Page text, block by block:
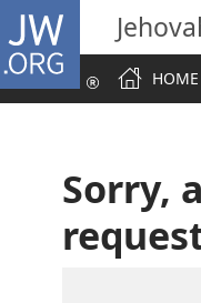
JW.ORG
HOME
Sorry,